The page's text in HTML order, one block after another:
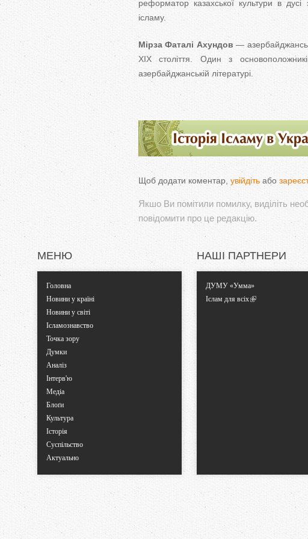
реформатор казахської культури в
ісламу.
Мірза Фаталі Ахундов —
ХІХ століття. Один з
азербайджанській літературі.
Щоб додати коментар, увійдіть або
Якшо Ви помітили помилку, виділіть
повідомити про це редакцію.
МЕНЮ
Головна
Новини у країні
Новини у світі
Ісламознавство
Точка зору
Думки
Аналіз
Інтерв'ю
Медіа
Блоґи
Культура
Історія
Суспільство
Актуально
НАШІ ПАРТНЕРИ
ДУМУ «Умма»
Іслам для всіх